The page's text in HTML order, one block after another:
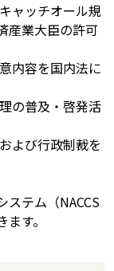
ャッチオール規
産業大臣の許可
内容を国内法に
の普及・啓発活
よび行政制裁を
テム（NACCS
す。